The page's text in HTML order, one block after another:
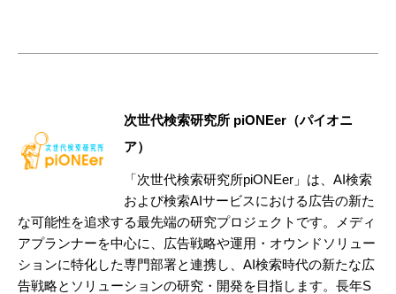
次世代検索研究所 piONEer（パイオニ
ア）
「次世代検索研究所piONEer」は、AI検索
および検索AIサービスにおける広告の新た
な可能性を追求する最先端の研究プロジェクトです。メディ
アプランナーを中心に、広告戦略や運用・オウンドソリュー
ションに特化した専門部署と連携し、AI検索時代の新たな広
告戦略とソリューションの研究・開発を目指します。長年S